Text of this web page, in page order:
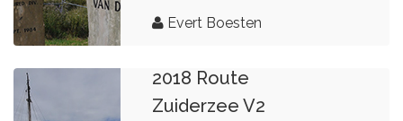
Evert Boesten
2018 Route
Zuiderzee V2